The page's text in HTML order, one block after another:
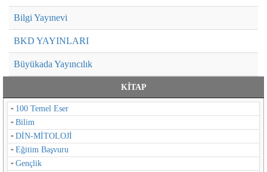
Bilgi Yayınevi
BKD YAYINLARI
Büyükada Yayıncılık
Can Çocuk Yayınları
Can Yayınları
Can Yayınları (Ali Adil Atalay)
KİTAP
100 Temel Eser
Bilim
DİN-MİTOLOJİ
Eğitim Başvuru
Gençlik